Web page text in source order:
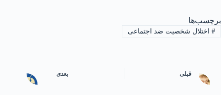
برچسب‌ها
#اختلال شخصیت ضد اجتماعی
قبلی بعدی